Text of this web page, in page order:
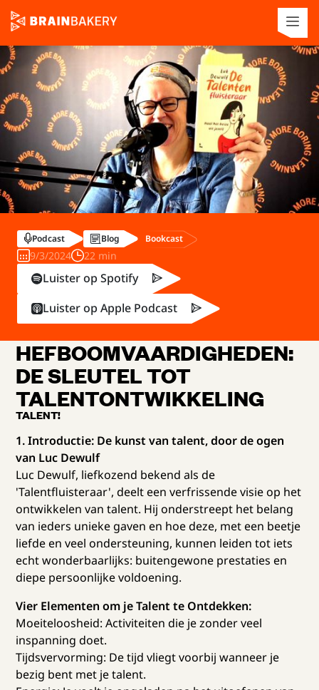
HEFBOOMVAARDIGHEDEN:
DE SLEUTEL TOT
TALENTONTWIKKELING
TALENT!
1. Introductie: De kunst van talent, door de ogen
van Luc Dewulf
Luc Dewulf, liefkozend bekend als de
'Talentfluisteraar', deelt een verfrissende visie op het
ontwikkelen van talent. Hij onderstreept het belang
van ieders unieke gaven en hoe deze, met een beetje
liefde en veel ondersteuning, kunnen leiden tot iets
echt wonderbaarlijks: buitengewone prestaties en
diepe persoonlijke voldoening.
Vier Elementen om je Talent te Ontdekken:
Moeiteloosheid: Activiteiten die je zonder veel
inspanning doet.
Tijdsvervorming: De tijd vliegt voorbij wanneer je
bezig bent met je talent.
Podcast Blog Bookcast
9/3/2024 22 min
Luister op Spotify
Luister op Apple Podcast